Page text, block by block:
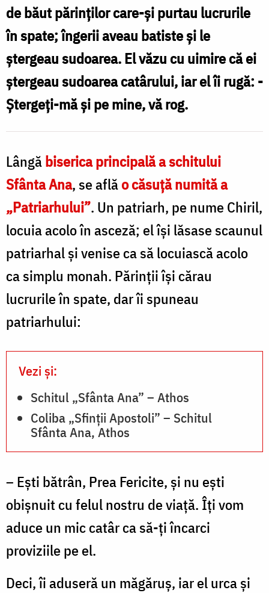
de băut părinţilor care-şi purtau lucrurile
în spate; îngerii aveau batiste şi le
ştergeau sudoarea. El văzu cu uimire că ei
ştergeau sudoarea catârului, iar el îi rugă: -
Ştergeţi-mă şi pe mine, vă rog.
Lângăbiserica principală a schitului
Sfânta Ana, se aflăo căsuţă numită a
„Patriarhului”. Un patriarh, pe nume Chiril,
locuia acolo în asceză; el îşi lăsase scaunul
patriarhal şi venise ca să locuiască acolo
ca simplu monah. Părinţii îşi cărau
lucrurile în spate, dar îi spuneau
patriarhului:
Vezi și:
Schitul „Sfânta Ana” – Athos
Coliba „Sfinții Apostoli” – Schitul
Sfânta Ana, Athos
– Eşti bătrân, Prea Fericite, şi nu eşti
obişnuit cu felul nostru de viaţă. Îţi vom
aduce un mic catâr ca să-ţi încarci
proviziile pe el.
Deci, îi aduseră un măgăruş, iar el urca şi